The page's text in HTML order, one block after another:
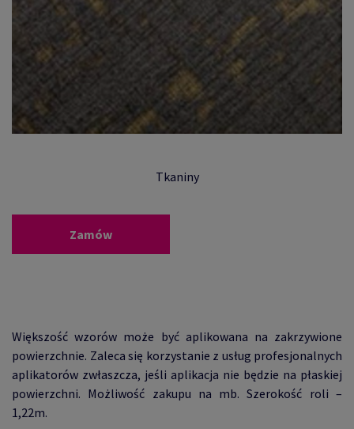
Tkaniny
Zamów
Większość wzorów może być aplikowana na zakrzywione
powierzchnie. Zaleca się korzystanie z usług profesjonalnych
aplikatorów zwłaszcza, jeśli aplikacja nie będzie na płaskiej
powierzchni. Możliwość zakupu na mb. Szerokość roli –
1,22m.